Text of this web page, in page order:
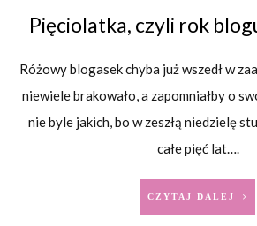
Pięciolatka, czyli rok
Różowy blogasek chyba już wszedł w
niewiele brakowało, a zapomniałby o
nie byle jakich, bo w zeszłą niedzielę
całe pięć lat….
CZYTAJ DALEJ